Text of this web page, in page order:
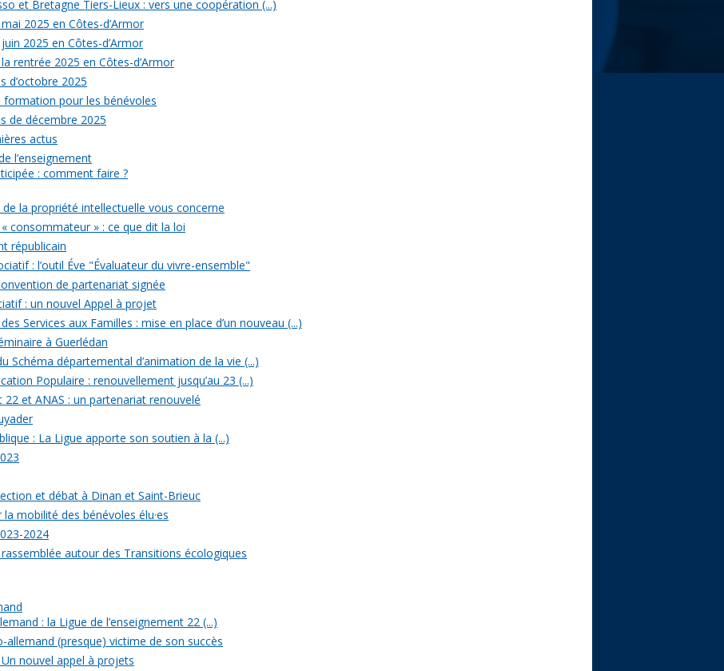
et Bretagne Tiers-Lieux : vers une coopération (...)
2025 en Côtes-d’Armor
2025 en Côtes-d’Armor
rentrée 2025 en Côtes-d’Armor
d’octobre 2025
formation pour les bénévoles
de décembre 2025
actus
l’enseignement
: comment faire ?
la propriété intellectuelle vous concerne
consommateur » : ce que dit la loi
républicain
: l’outil Éve "Évaluateur du vivre-ensemble"
de partenariat signée
: un nouvel Appel à projet
Services aux Familles : mise en place d’un nouveau (...)
à Guerlédan
Schéma départemental d’animation de la vie (...)
Populaire : renouvellement jusqu’au 23 (...)
22 et ANAS : un partenariat renouvelé
: La Ligue apporte son soutien à la (...)
et débat à Dinan et Saint-Brieuc
mobilité des bénévoles élu·es
2024
autour des Transitions écologiques
: la Ligue de l’enseignement 22 (...)
allemand (presque) victime de son succès
nouvel appel à projets